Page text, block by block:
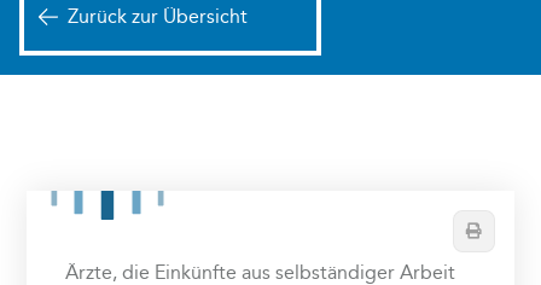
Zurück zur Übersicht
Drucken
Ärzte, die Einkünfte aus selbständiger Arbeit